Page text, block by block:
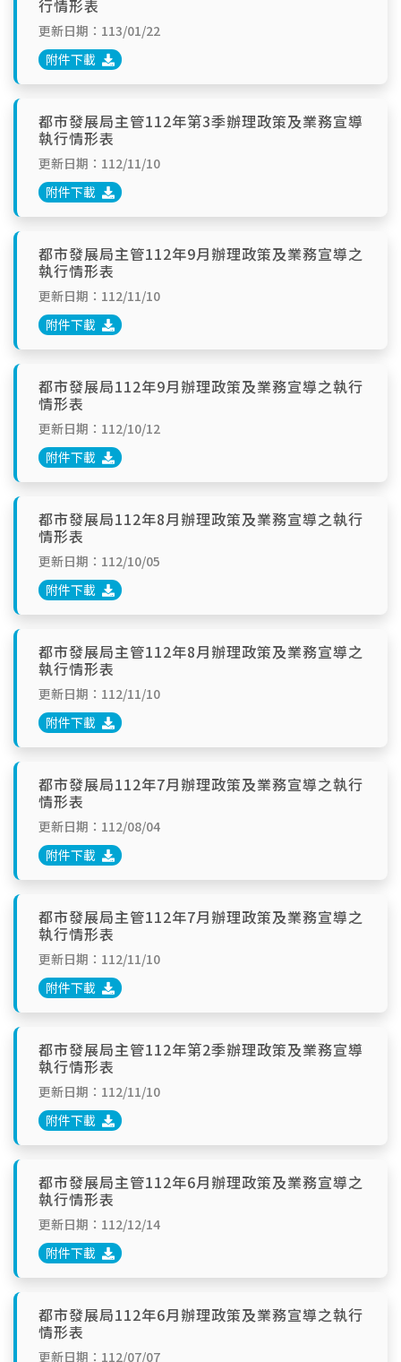
行情形表
更新日期：113/01/22
附件下載
都市發展局主管112年第3季辦理政策及業務宣導
執行情形表
更新日期：112/11/10
附件下載
都市發展局主管112年9月辦理政策及業務宣導之
執行情形表
更新日期：112/11/10
附件下載
都市發展局112年9月辦理政策及業務宣導之執行
情形表
更新日期：112/10/12
附件下載
都市發展局112年8月辦理政策及業務宣導之執行
情形表
更新日期：112/10/05
附件下載
都市發展局主管112年8月辦理政策及業務宣導之
執行情形表
更新日期：112/11/10
附件下載
都市發展局112年7月辦理政策及業務宣導之執行
情形表
更新日期：112/08/04
附件下載
都市發展局主管112年7月辦理政策及業務宣導之
執行情形表
更新日期：112/11/10
附件下載
都市發展局主管112年第2季辦理政策及業務宣導
執行情形表
更新日期：112/11/10
附件下載
都市發展局主管112年6月辦理政策及業務宣導之
執行情形表
更新日期：112/12/14
附件下載
都市發展局112年6月辦理政策及業務宣導之執行
情形表
更新日期：112/07/07